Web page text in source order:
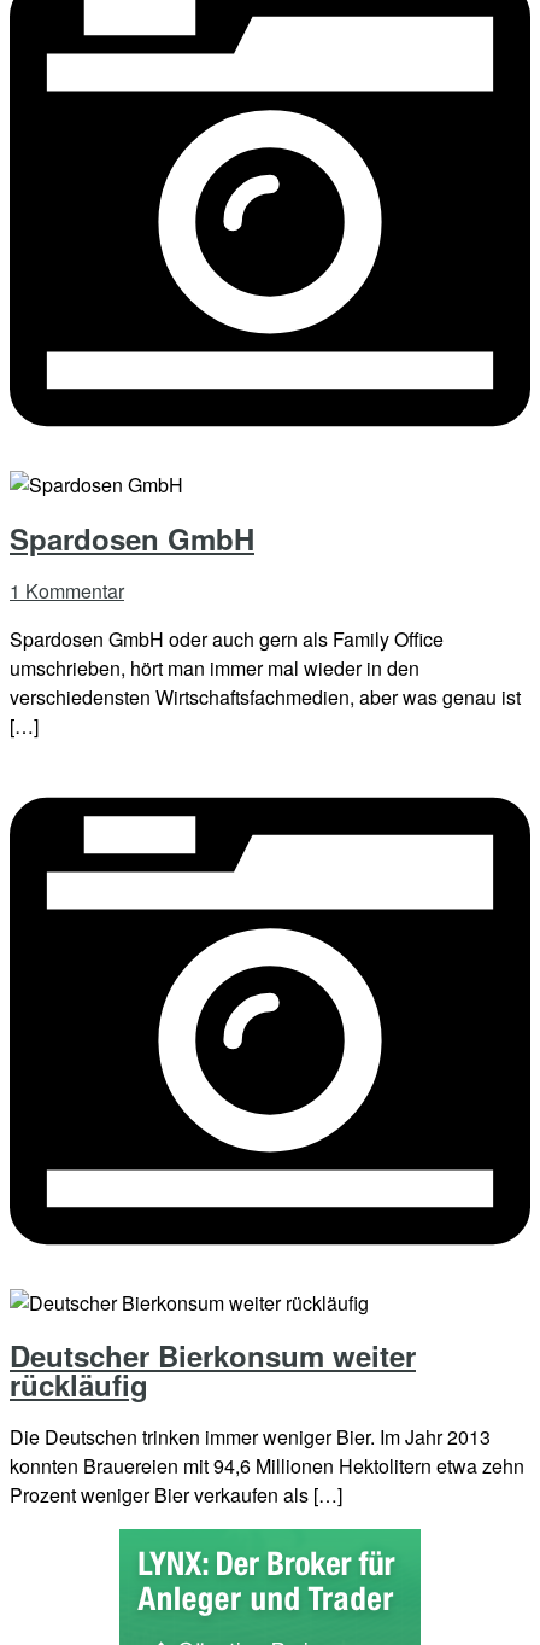
Spardosen GmbH
1 Kommentar
Spardosen GmbH oder auch gern als Family Office
umschrieben, hört man immer mal wieder in den
verschiedensten Wirtschaftsfachmedien, aber was genau ist
[…]
Deutscher Bierkonsum weiter
rückläufig
Die Deutschen trinken immer weniger Bier. Im Jahr 2013
konnten Brauereien mit 94,6 Millionen Hektolitern etwa zehn
Prozent weniger Bier verkaufen als […]